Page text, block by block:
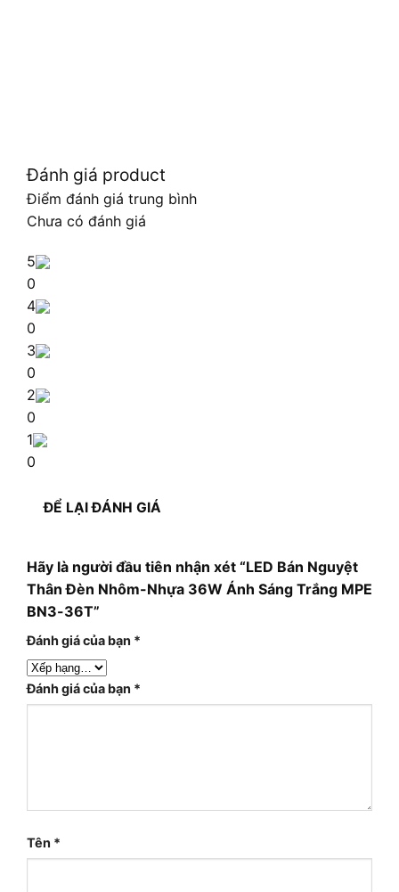
Đánh giá product
Điểm đánh giá trung bình
Chưa có đánh giá
5
0
4
0
3
0
2
0
1
0
ĐỂ LẠI ĐÁNH GIÁ
Hãy là người đầu tiên nhận xét “LED Bán Nguyệt
Thân Đèn Nhôm-Nhựa 36W Ánh Sáng Trắng MPE
BN3-36T”
Đánh giá của bạn *
Đánh giá của bạn *
Tên *